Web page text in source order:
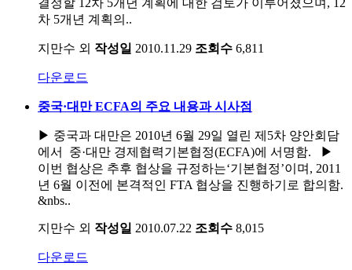
결정할 12차 5개년 계획에 대한 검토가 이루어졌으며, 12
차 5개년 계획의..
지만수 외 작성일 2010.11.29 조회수 6,811
다운로드
중국·대만 ECFA의 주요 내용과 시사점
▶ 중국과 대만은 2010년 6월 29일 열린 제5차 양안회담
에서 중·대만 경제협력기본협정(ECFA)에 서명함. ▶
이번 협상은 추후 협상을 규정하는‘기본협정’이며, 2011
년 6월 이전에 본격적인 FTA 협상을 진행하기로 합의함.
&nbs..
지만수 외 작성일 2010.07.22 조회수 8,015
다운로드